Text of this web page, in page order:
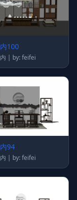
100
分类：室内 | by: feifei
94
分类：室内 | by: feifei